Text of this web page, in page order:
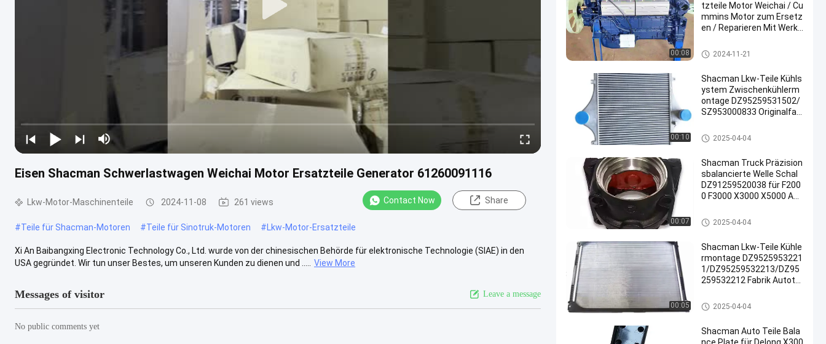
Eisen Shacman Schwerlastwagen Weichai Motor Ersatzteile Generator 61260091116
Lkw-Motor-Maschinenteile 2024-11-08 261 views Contact Now Share
#Teile für Shacman-Motoren #Teile für Sinotruk-Motoren #Lkw-Motor-Ersatzteile
Xi An Baibangxing Electronic Technology Co., Ltd. wurde von der chinesischen Behörde für elektronische Technologie (SIAE) in den
USA gegründet. Wir tun unser Bestes, um unseren Kunden zu dienen und .....
View More
Messages of visitor Leave a message
No public comments yet
00:08
tzteile Motor Weichai / Cu
mmins Motor zum Ersetz
en / Reparieren Mit Werks
Lkw-Motor-Maschinenteile
2024-11-21
00:10
Shacman Lkw-Teile Kühls
ystem Zwischenkühlerm
ontage DZ95259531502/
SZ953000833 Originalfab
Shacman-LKW-Ersatzteile
2025-04-04
00:07
Shacman Truck Präzision
sbalancierte Welle Schal
DZ91259520038 für F200
0 F3000 X3000 X5000 Ach
Shacman-LKW-Ersatzteile
2025-04-04
00:05
Shacman Lkw-Teile Kühle
rmontage DZ9525953221
1/DZ95259532213/DZ95
259532212 Fabrik Autotei
eparatur/Ersatz
Shacman-LKW-Ersatzteile
2025-04-04
Shacman Auto Teile Bala